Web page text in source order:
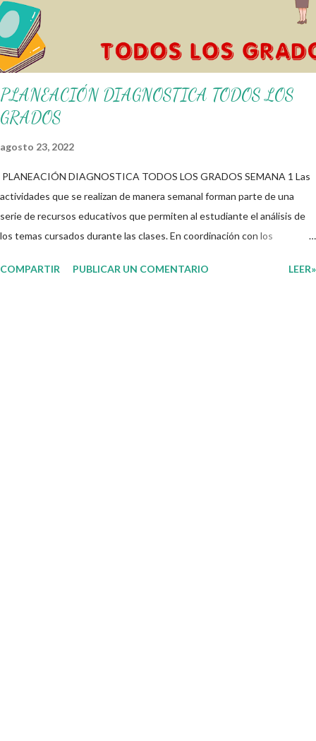
PLANEACIÓN DIAGNOSTICA TODOS LOS
GRADOS
agosto 23, 2022
PLANEACIÓN DIAGNOSTICA TODOS LOS GRADOS SEMANA 1 Las
actividades que se realizan de manera semanal forman parte de una
serie de recursos educativos que permiten al estudiante el análisis de
los temas cursados durante las clases. En coordinación con los
su interés con el material que les compartimos para que así, mediante
COMPARTIR PUBLICAR UN COMENTARIO LEER»